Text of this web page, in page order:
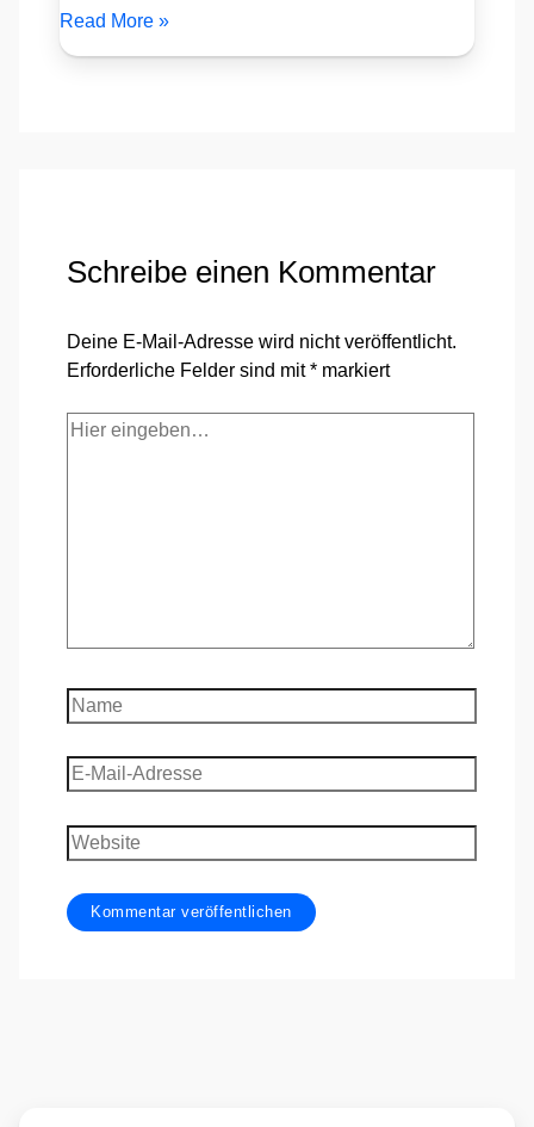
Read More »
Schreibe einen Kommentar
Deine E-Mail-Adresse wird nicht veröffentlicht.
Erforderliche Felder sind mit* markiert
Hier
Name
E-
Mail-
Adresse
Website